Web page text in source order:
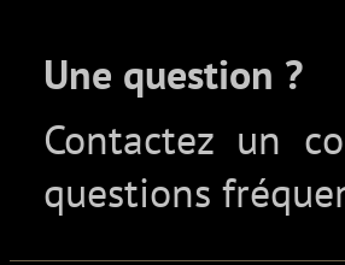
Une question ?
Contactez un
questions